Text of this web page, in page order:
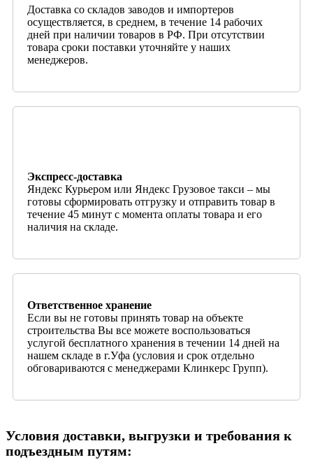
Доставка со складов заводов и импортеров
осуществляется, в среднем, в течение 14 рабочих
дней при наличии товаров в РФ. При отсутствии
товара сроки поставки уточняйте у наших
менеджеров.
Экспресс-доставка
Яндекс Курьером или Яндекс Грузовое такси – мы
готовы сформировать отгрузку и отправить товар в
течение 45 минут с момента оплаты товара и его
наличия на складе.
Ответственное хранение
Если вы не готовы принять товар на объекте
строительства Вы все можете воспользоваться
услугой бесплатного хранения в течении 14 дней на
нашем складе в г.Уфа (условия и срок отдельно
обговариваются с менеджерами Клинкерс Групп).
Условия доставки, выгрузки и требования к
подъездным путям: